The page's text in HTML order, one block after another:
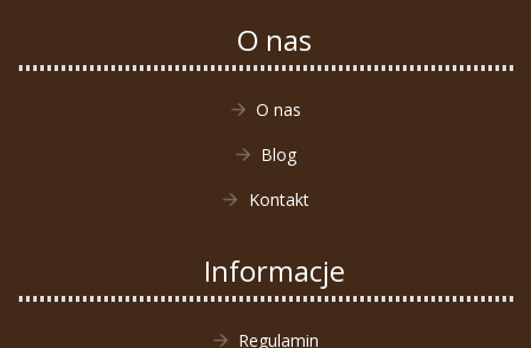
O nas
O nas
Blog
Kontakt
Informacje
Regulamin